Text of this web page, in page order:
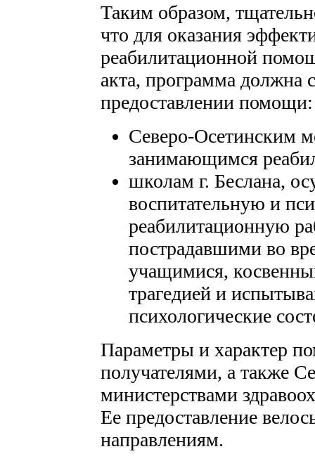
Таким образом,
что для оказания
реабилитационной
акта, программа должна
предоставлении помощи:
Северо-Осетинским
занимающимся
школам г. Беслана,
воспитательную и
реабилитационную
пострадавшими во
учащимися,
трагедией и
психологические
Параметры и характер
получателями, а также
министерствами
Ее предоставление
направлениям.